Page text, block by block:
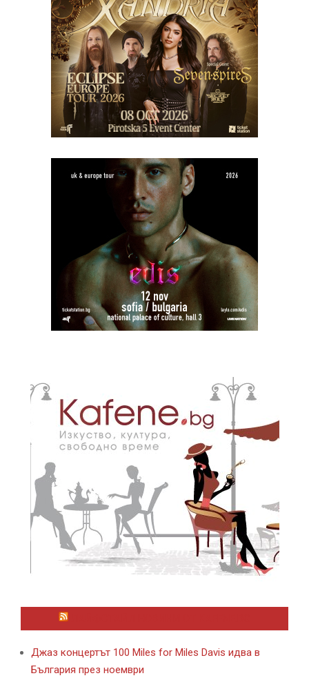
Джаз концертът 100 Miles for Miles Davis идва в
България през ноември